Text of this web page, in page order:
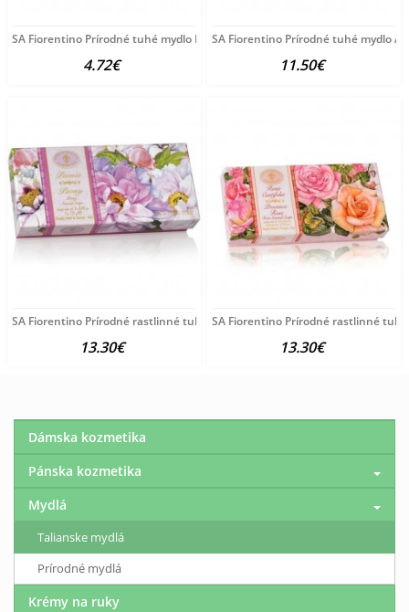
SA Fiorentino Prírodné tuhé mydlo Ruža 125 g
4.72€
SA Fiorentino Prírodné tuhé mydlo
11.50€
SA Fiorentino Prírodné rastlinné tuhé mydlo Pivónia 3x125
13.30€
SA Fiorentino Prírodné rastlinné
13.30€
Dámska kozmetika
Pánska kozmetika
Mydlá
Talianske mydlá
Prírodné mydlá
Krémy na ruky